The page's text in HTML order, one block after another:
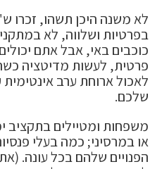
לא משנה היכן תשהו, זכרו
כוכבים באי, אבל אתם
פרטית, לעשות מדיטציה
לאכול ארוחת ערב
שלכם.
משפחות ומטיילים בתקציב
או במרסיני; כמה בעלי
הפנויים שלהם בכל עונה.